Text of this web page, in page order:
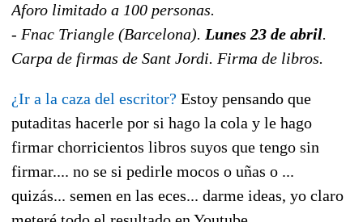
Aforo limitado a 100 personas.
- Fnac Triangle (Barcelona). Lunes 23 de abril.
Carpa de firmas de Sant Jordi. Firma de libros.
¿Ir a la caza del escritor? Estoy pensando que
putaditas hacerle por si hago la cola y le hago
firmar chorricientos libros suyos que tengo sin
firmar.... no se si pedirle mocos o uñas o ...
quizás... semen en las eces... darme ideas, yo claro